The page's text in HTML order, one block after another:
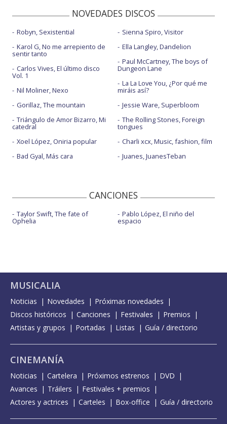
NOVEDADES DISCOS
Robyn, Sexistential
Karol G, No me arrepiento de
sentir tanto
Carlos Vives, El último disco
Vol. 1
Nil Moliner, Nexo
Gorillaz, The mountain
Triángulo de Amor Bizarro, Mi
catedral
Xoel López, Oniria popular
Bad Gyal, Más cara
Sienna Spiro, Visitor
Ella Langley, Dandelion
Paul McCartney, The boys of
Dungeon Lane
La La Love You, ¿Por qué me
miráis así?
Jessie Ware, Superbloom
The Rolling Stones, Foreign
tongues
Charli xcx, Music, fashion, film
Juanes, JuanesTeban
CANCIONES
Taylor Swift, The fate of
Ophelia
Pablo López, El niño del
espacio
MUSICALIA
Noticias Novedades
Próximas novedades
Discos históricos
Canciones Festivales
Premios
Artistas y grupos
Portadas Listas Guía / directorio
CINEMANÍA
Noticias Cartelera Próximos estrenos
DVD
Avances
Tráilers
Festivales + premios
Actores y actrices
Carteles Box-office Guía / directorio